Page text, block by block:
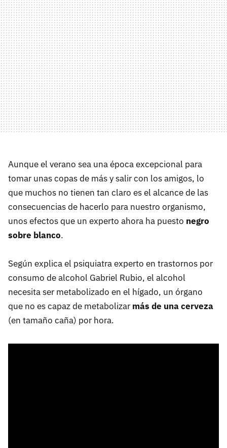
Aunque el verano sea una época excepcional para
tomar unas copas de más y salir con los amigos, lo
que muchos no tienen tan claro es el alcance de las
consecuencias de hacerlo para nuestro organismo,
unos efectos que un experto ahora ha puesto negro
sobre blanco.
Según explica el psiquiatra experto en trastornos por
consumo de alcohol Gabriel Rubio, el alcohol
necesita ser metabolizado en el hígado, un órgano
que no es capaz de metabolizar más de una cerveza
(en tamaño caña) por hora.